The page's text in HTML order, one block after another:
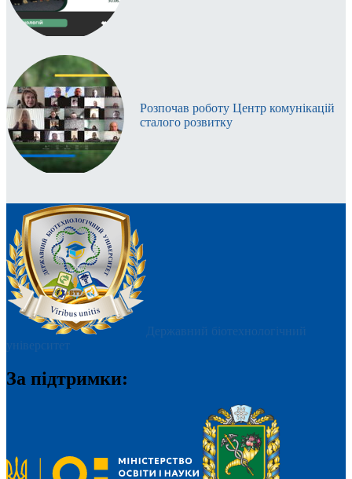
Розпочав роботу Центр комунікацій
сталого розвитку
Державний біотехнологічний
університет
За підтримки: